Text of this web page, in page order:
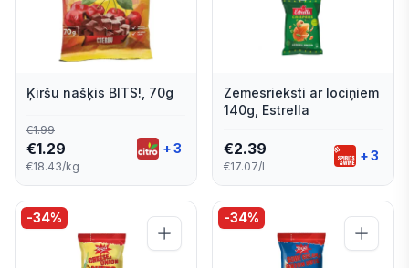
Ķiršu našķis BITS!, 70g
€1.99
€1.29
€18.43/kg
+3
Zemesrieksti ar lociņiem
140g, Estrella
€2.39
€17.07/l
+3
-34% -34%